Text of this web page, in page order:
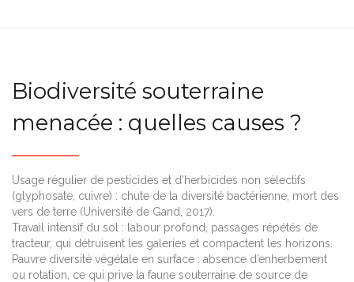
Biodiversité souterraine
menacée : quelles causes ?
Usage régulier de pesticides et d’herbicides non sélectifs
(glyphosate, cuivre) : chute de la diversité bactérienne, mort des
vers de terre (Université de Gand, 2017).
Travail intensif du sol : labour profond, passages répétés de
tracteur, qui détruisent les galeries et compactent les horizons.
Pauvre diversité végétale en surface : absence d’enherbement
ou rotation, ce qui prive la faune souterraine de source de